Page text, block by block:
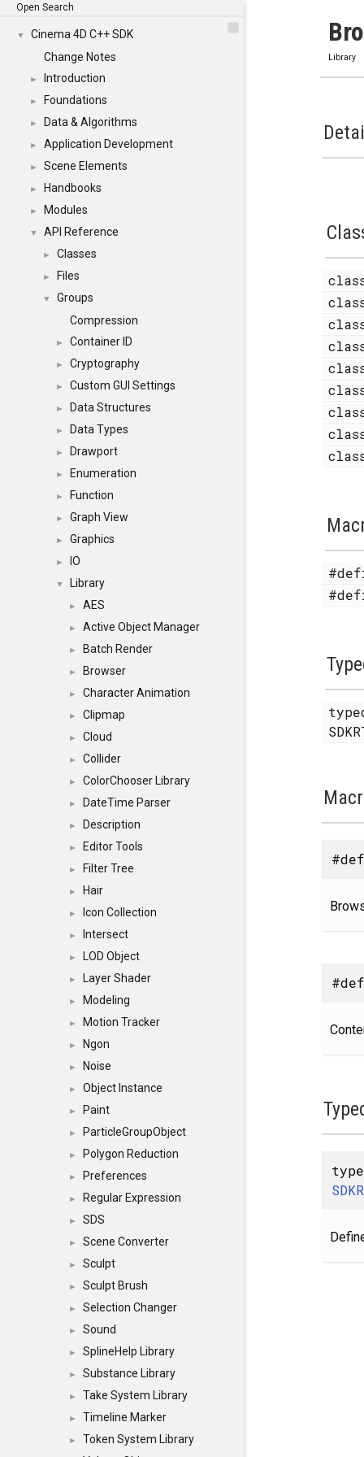
Open Search
▼
Cinema 4D C++ SDK
Change Notes
► Introduction
► Foundations
► Data & Algorithms
► Application Development
► Scene Elements
► Handbooks
► Modules
▼ API Reference
► Classes
► Files
▼
Groups
Compression
► Container ID
► Cryptography
► Custom GUI Settings
► Data Structures
► Data Types
► Drawport
► Enumeration
► Function
► Graph View
► Graphics
► IO
▼ Library
► AES
► Active Object Manager
► Batch Render
► Browser
► Character Animation
► Clipmap
► Cloud
► Collider
► ColorChooser Library
► DateTime Parser
► Description
► Editor Tools
► Filter Tree
► Hair
► Icon Collection
► Intersect
► LOD Object
► Layer Shader
► Modeling
► Motion Tracker
► Ngon
► Noise
► Object Instance
► Paint
► ParticleGroupObject
► Polygon Reduction
► Preferences
► Regular Expression
► SDS
► Scene Converter
► Sculpt
► Sculpt Brush
► Selection Changer
► Sound
► SplineHelp Library
► Substance Library
► Take System Library
► Timeline Marker
►
Token System Library
Library